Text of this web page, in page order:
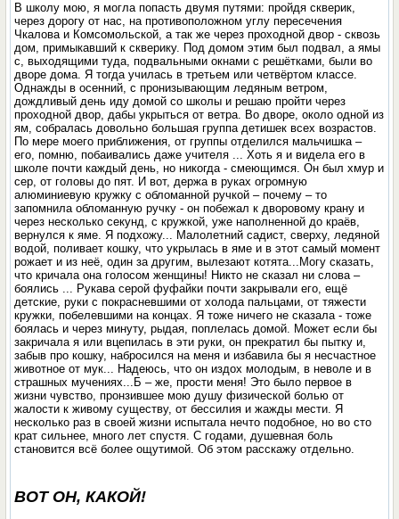
В школу мою, я могла попасть двумя путями: пройдя скверик,
через дорогу от нас, на противоположном углу пересечения
Чкалова и Комсомольской, а так же через проходной двор - сквозь
дом, примыкавший к скверику. Под домом этим был подвал, а ямы
с, выходящими туда, подвальными окнами с решётками, были во
дворе дома. Я тогда училась в третьем или четвёртом классе.
Однажды в осенний, с пронизывающим ледяным ветром,
дождливый день иду домой со школы и решаю пройти через
проходной двор, дабы укрыться от ветра. Во дворе, около одной из
ям, собралась довольно большая группа детишек всех возрастов.
По мере моего приближения, от группы отделился мальчишка –
его, помню, побаивались даже учителя ... Хоть я и видела его в
школе почти каждый день, но никогда - смеющимся. Он был хмур и
сер, от головы до пят. И вот, держа в руках огромную
алюминиевую кружку с обломанной ручкой – почему – то
запомнила обломанную ручку - он побежал к дворовому крану и
через несколько секунд, с кружкой, уже наполненной до краёв,
вернулся к яме. Я подхожу... Малолетний садист, сверху, ледяной
водой, поливает кошку, что укрылась в яме и в этот самый момент
рожает и из неё, один за другим, вылезают котята...Могу сказать,
что кричала она голосом женщины! Никто не сказал ни слова –
боялись ... Рукава серой фуфайки почти закрывали его, ещё
детские, руки с покрасневшими от холода пальцами, от тяжести
кружки, побелевшими на концах. Я тоже ничего не сказала - тоже
боялась и через минуту, рыдая, поплелась домой. Может если бы
закричала я или вцепилась в эти руки, он прекратил бы пытку и,
забыв про кошку, набросился на меня и избавила бы я несчастное
животное от мук... Надеюсь, что он издох молодым, в неволе и в
страшных мучениях...Б – же, прости меня! Это было первое в
жизни чувство, пронзившее мою душу физической болью от
жалости к живому существу, от бессилия и жажды мести. Я
несколько раз в своей жизни испытала нечто подобное, но во сто
крат сильнее, много лет спустя. С годами, душевная боль
становится всё более ощутимой. Об этом расскажу отдельно.
ВОТ ОН, КАКОЙ!